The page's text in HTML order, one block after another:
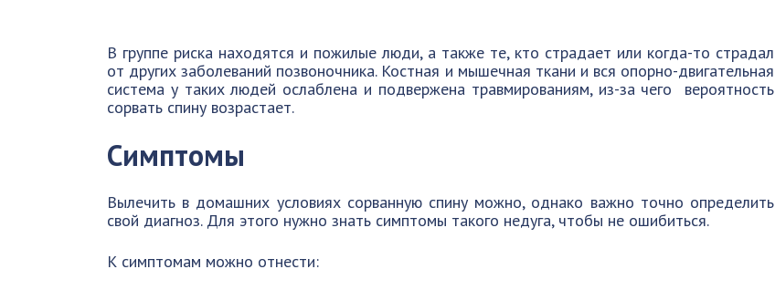
В группе риска находятся и пожилые люди, а также те, кто страдает или когда-то страдал
от других заболеваний позвоночника. Костная и мышечная ткани и вся опорно-двигательная
система у таких людей ослаблена и подвержена травмированиям, из-за чего вероятность
сорвать спину возрастает.
Симптомы
Вылечить в домашних условиях сорванную спину можно, однако важно точно определить
свой диагноз. Для этого нужно знать симптомы такого недуга, чтобы не ошибиться.
К симптомам можно отнести: